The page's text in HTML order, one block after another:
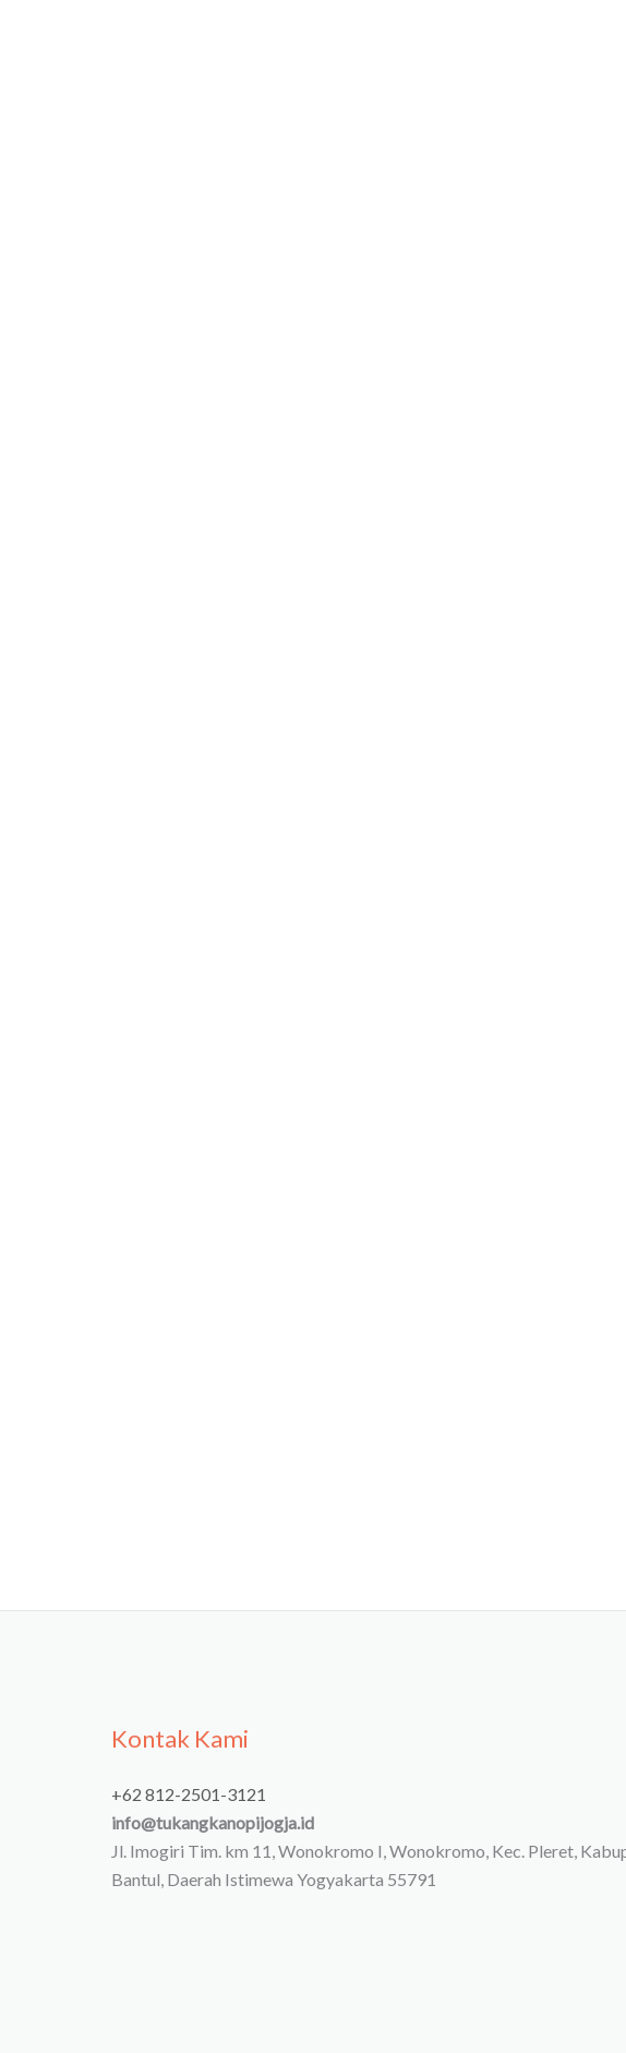
Kontak Kami
+62 812-2501-3121
info@tukangkanopijogja.id
Jl. Imogiri Tim. km 11, Wonokromo I, Wonokromo, Kec. Pleret,
Bantul, Daerah Istimewa Yogyakarta 55791